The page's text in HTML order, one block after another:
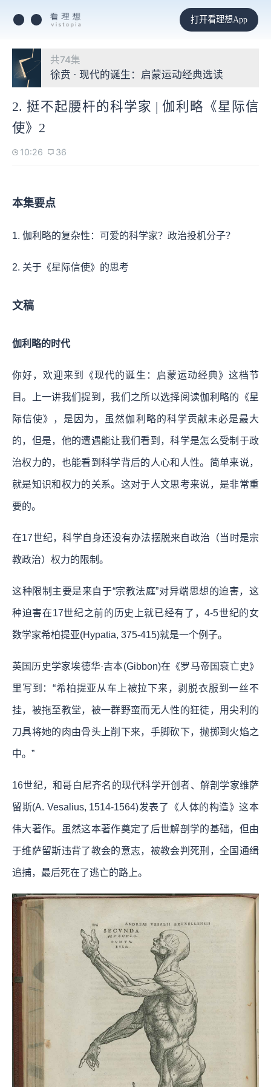
打开看理想App
共74集
徐贲 · 现代的诞生：启蒙运动经典选读
2. 挺不起腰杆的科学家 | 伽利略《星际信
使》2
10:26 36
本集要点
1. 伽利略的复杂性：可爱的科学家？政治投机分子？
2. 关于《星际信使》的思考
文稿
伽利略的时代
你好，欢迎来到《现代的诞生：启蒙运动经典》这档节
目。上一讲我们提到，我们之所以选择阅读伽利略的《星
际信使》，是因为，虽然伽利略的科学贡献未必是最大
的，但是，他的遭遇能让我们看到，科学是怎么受制于政
治权力的，也能看到科学背后的人心和人性。简单来说，
就是知识和权力的关系。这对于人文思考来说，是非常重
要的。
在17世纪，科学自身还没有办法摆脱来自政治（当时是宗
教政治）权力的限制。
这种限制主要是来自于“宗教法庭”对异端思想的迫害，这
种迫害在17世纪之前的历史上就已经有了，4-5世纪的女
数学家希柏提亚(Hypatia, 375-415)就是一个例子。
英国历史学家埃德华·吉本(Gibbon)在《罗马帝国衰亡史》
里写到：“希柏提亚从车上被拉下来，剥脱衣服到一丝不
挂，被拖至教堂，被一群野蛮而无人性的狂徒，用尖利的
刀具将她的肉由骨头上削下来，手脚砍下，抛掷到火焰之
中。”
16世纪，和哥白尼齐名的现代科学开创者、解剖学家维萨
留斯(A. Vesalius, 1514-1564)发表了《人体的构造》这本
伟大著作。虽然这本著作奠定了后世解剖学的基础，但由
于维萨留斯违背了教会的意志，被教会判死刑，全国通缉
追捕，最后死在了逃亡的路上。